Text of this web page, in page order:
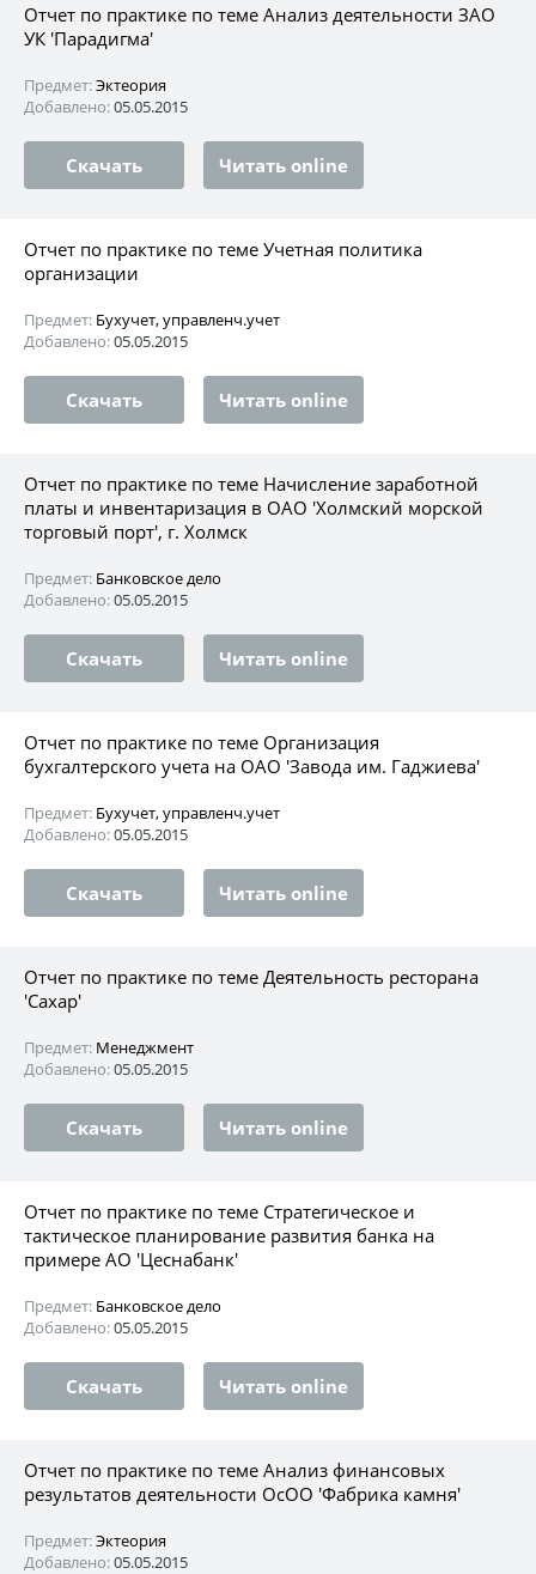
Отчет по практике по теме Анализ деятельности ЗАО
УК 'Парадигма'
Предмет:Эктеория
Добавлено:05.05.2015
Скачать Читать online
Отчет по практике по теме Учетная политика
организации
Предмет: Бухучет, управленч.учет
Добавлено:05.05.2015
Скачать Читать online
Отчет по практике по теме Начисление заработной
платы и инвентаризация в ОАО 'Холмский морской
торговый порт', г. Холмск
Предмет: Банковское дело
Добавлено:05.05.2015
Скачать Читать online
Отчет по практике по теме Организация
бухгалтерского учета на ОАО 'Завода им. Гаджиева'
Предмет: Бухучет, управленч.учет
Добавлено:05.05.2015
Скачать Читать online
Отчет по практике по теме Деятельность ресторана
'Сахар'
Предмет: Менеджмент
Добавлено:05.05.2015
Скачать Читать online
Отчет по практике по теме Стратегическое и
тактическое планирование развития банка на
примере АО 'Цеснабанк'
Предмет: Банковское дело
Добавлено:05.05.2015
Скачать Читать online
Отчет по практике по теме Анализ финансовых
результатов деятельности ОсОО 'Фабрика камня'
Предмет:Эктеория
Добавлено:05.05.2015